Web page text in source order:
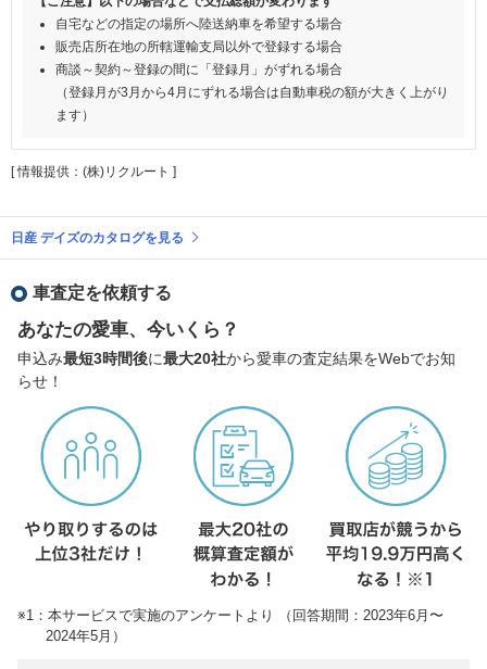
自宅などの指定の場所へ陸送納車を希望する場合
販売店所在地の所轄運輸支局以外で登録する場合
商談～契約～登録の間に「登録月」がずれる場合
（登録月が3月から4月にずれる場合は自動車税の額が大きく上がり
ます）
[ 情報提供：(株)リクルート ]
日産 デイズのカタログを見る
車査定を依頼する
あなたの愛車、今いくら？
申込み最短3時間後に最大20社から愛車の査定結果をWebでお知
らせ！
※1：本サービスで実施のアンケートより （回答期間：2023年6月〜
2024年5月）